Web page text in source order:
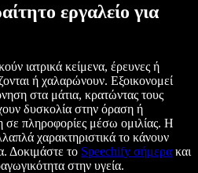
εργαλείο για
ιατρικά κείμενα, έρευνες ή
ή χαλαρώνουν. Εξοικονομεί
στα μάτια, κρατώντας τους
δυσκολία στην όραση ή
πληροφορίες μέσω ομιλίας. Η
χαρακτηριστικά το κάνουν
Δοκιμάστε το Speechify σήμερα και
στην υγεία.